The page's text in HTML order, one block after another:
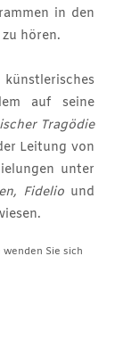
in den
hören.
auf seine
Tragödie
Leitung von
unter
Fideliound
Sie sich